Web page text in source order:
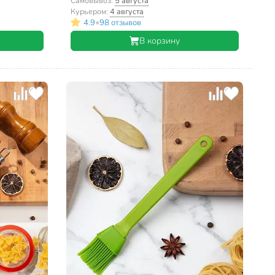
Курьером:4 августа
4.9•98 отзывов
В корзину